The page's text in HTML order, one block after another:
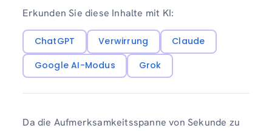
Erkunden Sie diese Inhalte mit KI:
ChatGPT Verwirrung
Claude
Google AI-Modus
Grok
Da die Aufmerksamkeitsspanne von Sekunde zu